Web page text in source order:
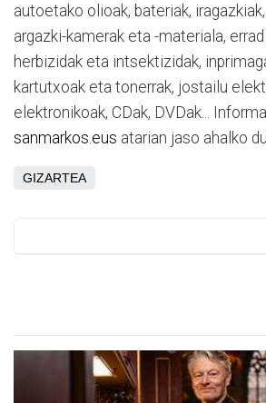
autoetako olioak, bateriak,
argazki-kamerak eta -materiala,
herbizidak eta intsektizidak,
kartutxoak eta tonerrak, jostailu
elektronikoak, CDak, DVDak...
sanmarkos.eus atarian jaso ahalko
GIZARTEA